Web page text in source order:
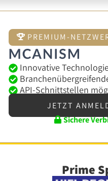
PREMIUM-
Innovative
API-Schnittstellen
JETZT
Sichere
Prime